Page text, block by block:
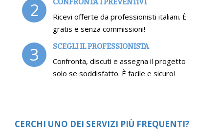
2
Ricevi offerte da professionisti italiani. È
gratis e senza commissioni!
3 SCEGLI IL PROFESSIONISTA
Confronta, discuti e assegna il progetto
solo se soddisfatto. È facile e sicuro!
CERCHI UNO DEI SERVIZI PIÙ FREQUENTI?